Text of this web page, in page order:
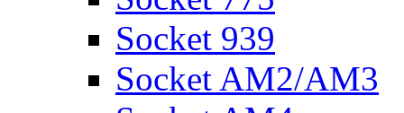
Socket 939
Socket AM2/AM3